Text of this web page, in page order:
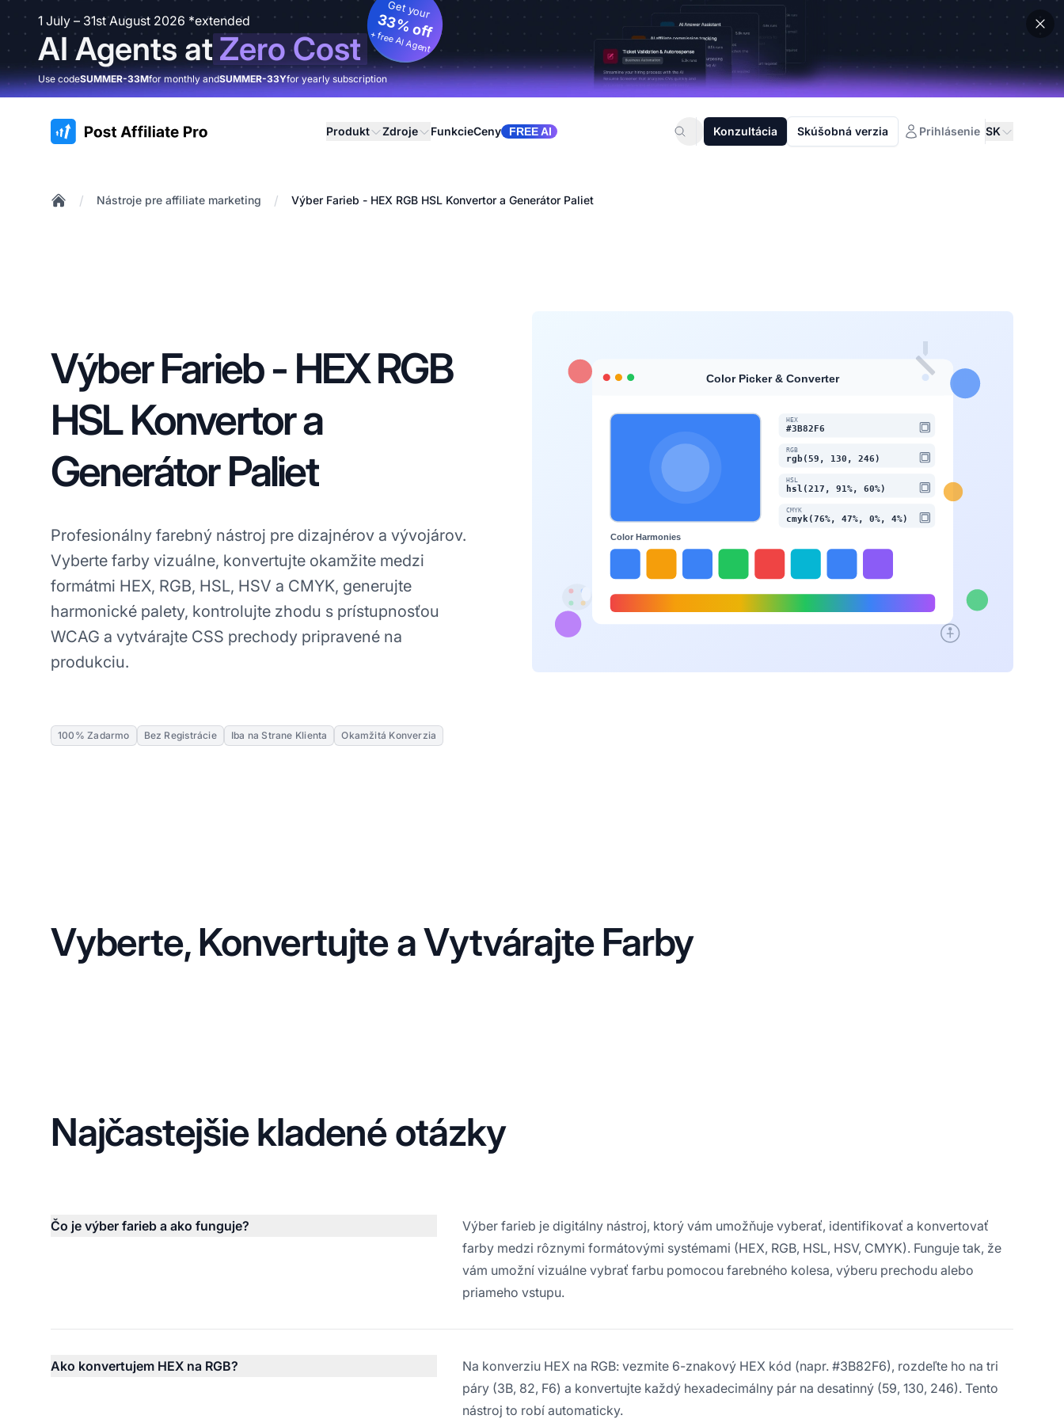
1 July – 31st August 2026 *extended
AI Agents atZero Cost
Get your
33% off
+ free AI Agent
Use codeSUMMER-33Mfor monthly andSUMMER-33Yfor yearly subscription
:site.title Produkt Zdroje FunkcieCeny FREE AI Konzultácia Skúšobná verzia Prihlásenie SK
/ Nástroje pre affiliate marketing / Výber Farieb - HEX RGB HSL Konvertor a Generátor Paliet
Výber Farieb - HEX RGB
HSL Konvertor a
Generátor Paliet
Profesionálny farebný nástroj pre dizajnérov a vývojárov.
Vyberte farby vizuálne, konvertujte okamžite medzi
formátmi HEX, RGB, HSL, HSV a CMYK, generujte
harmonické palety, kontrolujte zhodu s prístupnosťou
WCAG a vytvárajte CSS prechody pripravené na
produkciu.
100% Zadarmo Bez Registrácie Iba na Strane Klienta Okamžitá Konverzia
Vyberte, Konvertujte a Vytvárajte Farby
Najčastejšie kladené otázky
Čo je výber farieb a ako funguje?
Výber farieb je digitálny nástroj, ktorý vám umožňuje vyberať, identifikovať a konvertovať
farby medzi rôznymi formátovými systémami (HEX, RGB, HSL, HSV, CMYK). Funguje tak, že
vám umožní vizuálne vybrať farbu pomocou farebného kolesa, výberu prechodu alebo
priameho vstupu.
Ako konvertujem HEX na RGB?
Na konverziu HEX na RGB: vezmite 6-znakový HEX kód (napr. #3B82F6), rozdeľte ho na tri
páry (3B, 82, F6) a konvertujte každý hexadecimálny pár na desatinný (59, 130, 246). Tento
nástroj to robí automaticky.